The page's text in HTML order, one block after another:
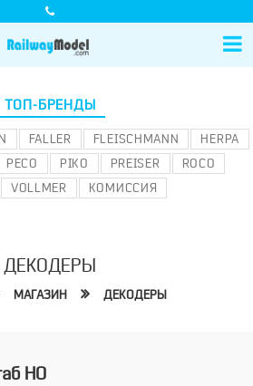
ТОП-БРЕНДЫ
FALLER FLEISCHMANN
HERPA
PECO PIKO PREISER
ROCO
VOLLMER КОМИССИЯ
ДЕКОДЕРЫ
МАГАЗИН ДЕКОДЕРЫ
HO